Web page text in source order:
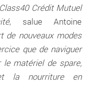
Crédit Mutuel
, salue Antoine
de nouveaux modes
que de naviguer
le matériel de spare,
la nourriture en